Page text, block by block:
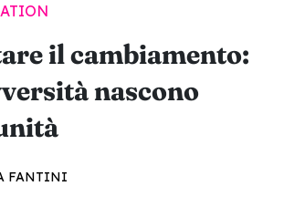
il cambiamento:
nascono
FANTINI